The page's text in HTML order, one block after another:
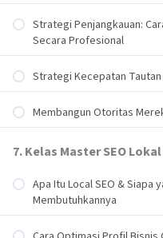
Strategi Penjangkauan:
Secara Profesional
Strategi Kecepatan
Membangun Otoritas
7. Kelas Master SEO Lokal
Apa Itu Local SEO & Siapa
Membutuhkannya